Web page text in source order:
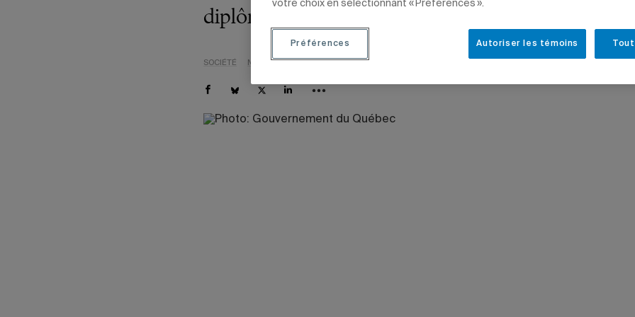
diplômées demeurent au Conseil des ministres.
SOCIÉTÉ NOUVELLES INSTITUTIONNELLES
votre choix en sélectionnant « Préférences ».
Autoriser les témoins
Préférences